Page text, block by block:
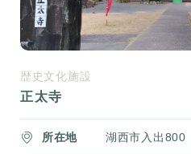
歴史文化施設
正太寺
所在地 湖西市入出800